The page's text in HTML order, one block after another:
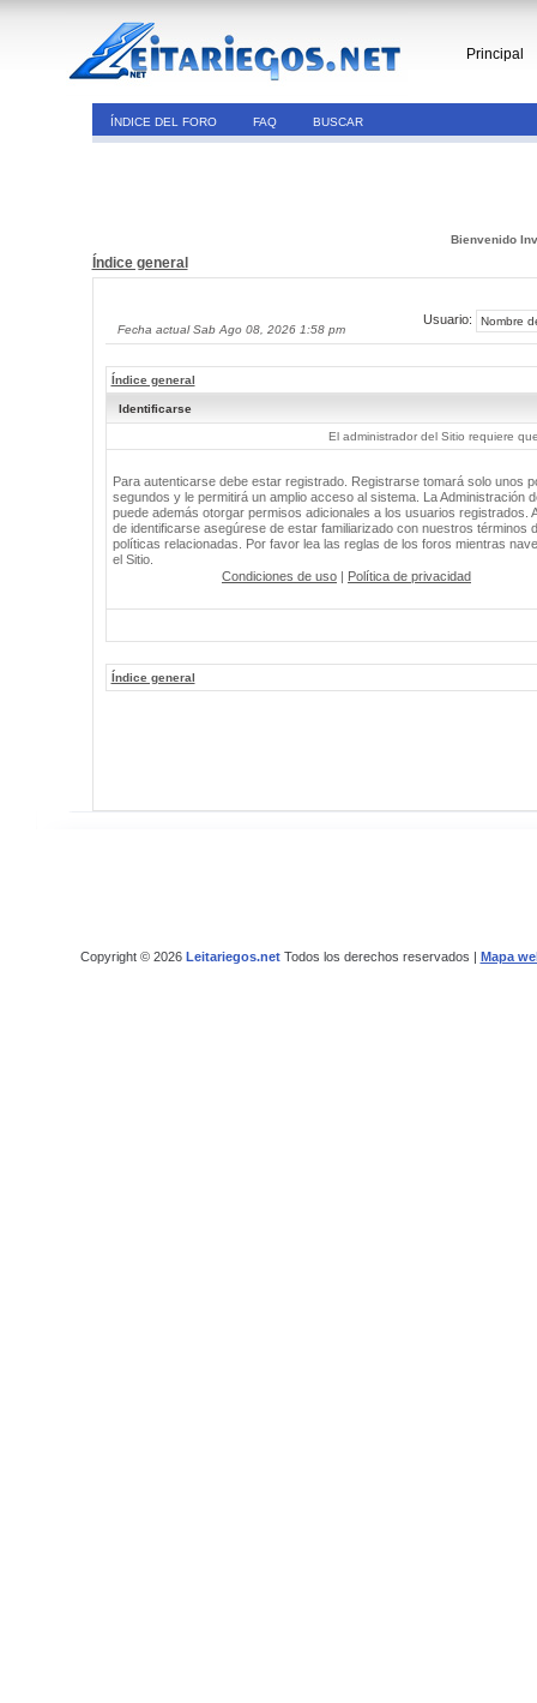
Principal
ÍNDICE DEL FORO FAQ BUSCAR
Bienvenido
Índice general
Fecha actual Sab Ago 08, 2026 1:58 pm
Usuario:
Índice general
Identificarse
El administrador del Sitio requiere
Para autenticarse debe estar registrado. Registrarse tomará solo unos
segundos y le permitirá un amplio acceso al sistema. La Administración
puede además otorgar permisos adicionales a los usuarios registrados.
de identificarse asegúrese de estar familiarizado con nuestros términos
políticas relacionadas. Por favor lea las reglas de los foros mientras
el Sitio.
Condiciones de uso | Política de privacidad
Índice general
Copyright © 2026 Leitariegos.netTodos los derechos reservados | Mapa